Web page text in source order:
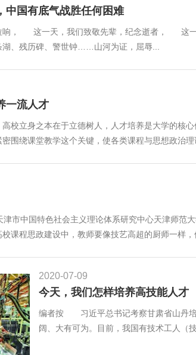
中国有底气战胜任何困难
响， 这一天，我们致敬先辈，纪念逝者， 这
、残历碑、警世钟……山河为证，屈辱...
一流人才
身之本在于立德树人，人才培养是大学的核心
围绕课堂教学这个关键，使各类课程与思想政治理
中国特色社会主义理论体系研究中心天津师范
课程思政建设中，教师要像技艺高超的厨师一样，
2020-07-09
今天，我们怎样培养高技能人才
编者按 习近平总书记考察甘肃省山丹培
阔、大有可为。目前，我国有技术工人（